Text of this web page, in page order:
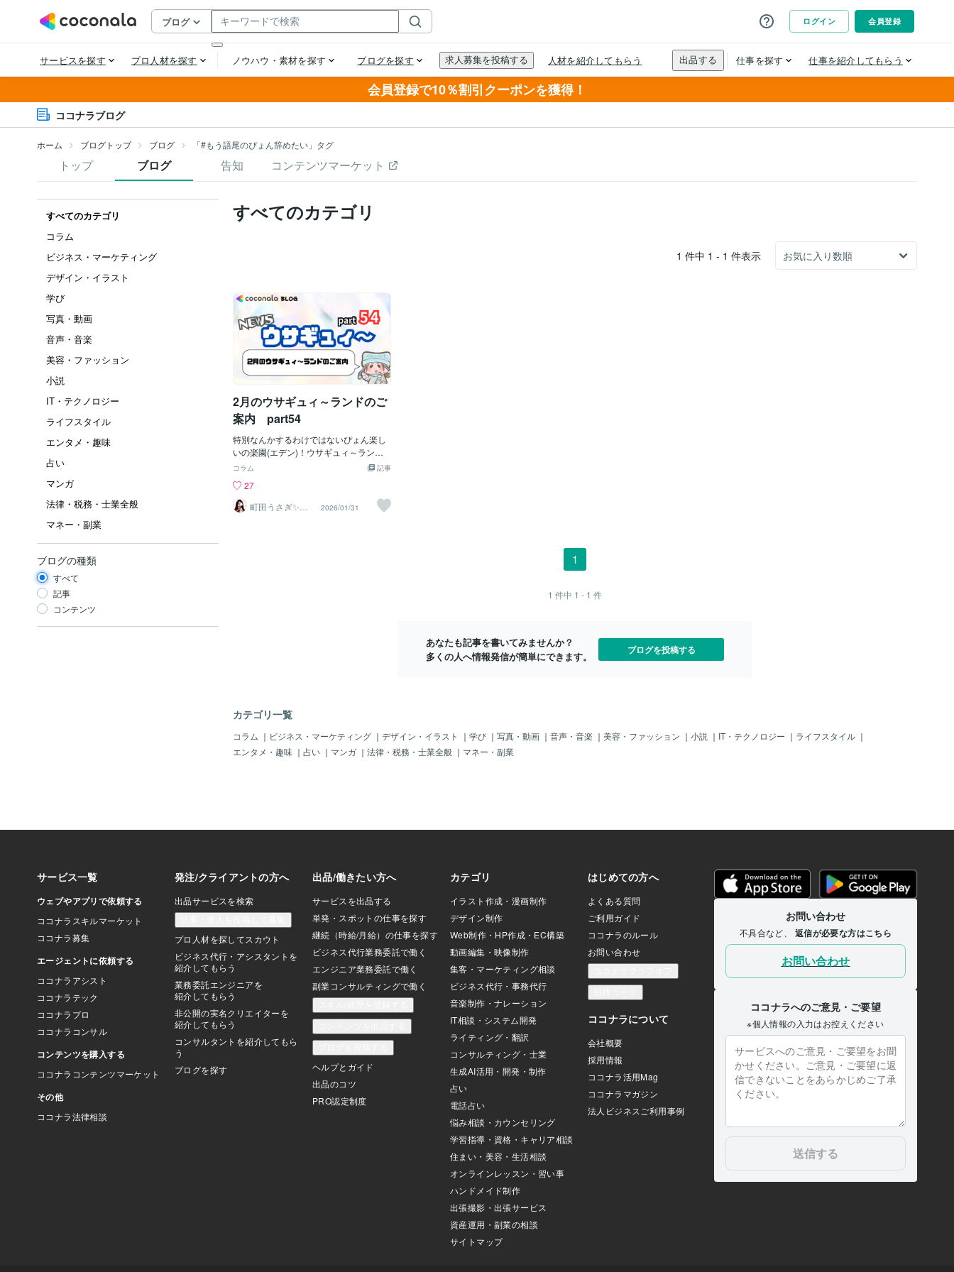
会員登録で10％割引クーポンを獲得！
ココナラブログ
ホーム ブログトップ ブログ 「#もう語尾のぴょん辞めたい」タグ
トップ ブログ 告知 コンテンツマーケット
すべてのカテゴリ
コラム
ビジネス・マーケティング
デザイン・イラスト
学び
写真・動画
音声・音楽
美容・ファッション
小説
IT・テクノロジー
ライフスタイル
エンタメ・趣味
占い
マンガ
法律・税務・士業全般
マネー・副業
ブログの種類
すべて
記事
コンテンツ
すべてのカテゴリ
1 件中 1 - 1 件表示
2月のウサギュィ～ランドのご
案内 part54
特別なんかするわけではないぴょん楽し
いの楽園(エデン)！ウサギュィ～ランド
の支配人 普通に読んでも逆から読んでも
ドのご案内です↓ https://coconala.com/us
ers/5446978 みんな遊びに来てね♡ ✦…
━━━…✦…━━━…✦…━━━…✦…━
ぉ⊂⌒~⊃｡Д｡)⊃ごろんばっ_(:3 」∠)_も
う出す内容は決まってますが、かなりの
準備が必要なサービスもあるので、頑張
っていかないと(;・∀・)あ、ぴょん！！２
月も新たな目標を立てて活動していくの
けど楽しい”の為に♡
記事
コラム
27
町田うさぎ✨閃
光の幸せ届け人
2026/01/31
1
1 件中 1 - 1 件
あなたも記事を書いてみませんか？
多くの人へ情報発信が簡単にできます。
ブログを投稿する
カテゴリ一覧
コラム ｜ ビジネス・マーケティング ｜ デザイン・イラスト ｜ 学び ｜ 写真・動画 ｜ 音声・音楽 ｜ 美容・ファッション ｜ 小説 ｜ IT・テクノロジー ｜ ライフスタイル ｜
エンタメ・趣味 ｜ 占い ｜ マンガ ｜ 法律・税務・士業全般 ｜ マネー・副業